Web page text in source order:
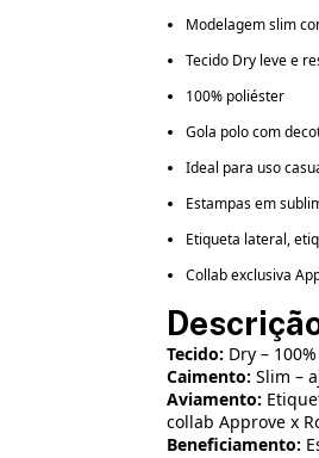
Modelagem slim
Tecido Dry leve e
100% poliéster
Gola polo com
Ideal para uso
Estampas em
Etiqueta lateral,
Collab exclusiva
Tecido: Dry –
Caimento: Slim –
Aviamento:
collab Approve x
Beneficiamento: